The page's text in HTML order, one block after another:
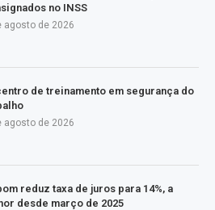
no INSS
agosto de 2026
de treinamento em segurança do
agosto de 2026
reduz taxa de juros para 14%, a
desde março de 2025